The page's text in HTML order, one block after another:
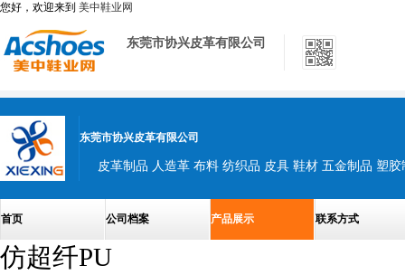
您好，欢迎来到 美中鞋业网
东莞市协兴皮革有限公司
东莞市协兴皮革有限公司
皮革制品 人造革 布料 纺织品 皮具 鞋材 五金制品 塑胶
首页 公司档案 产品展示 联系方式
仿超纤PU